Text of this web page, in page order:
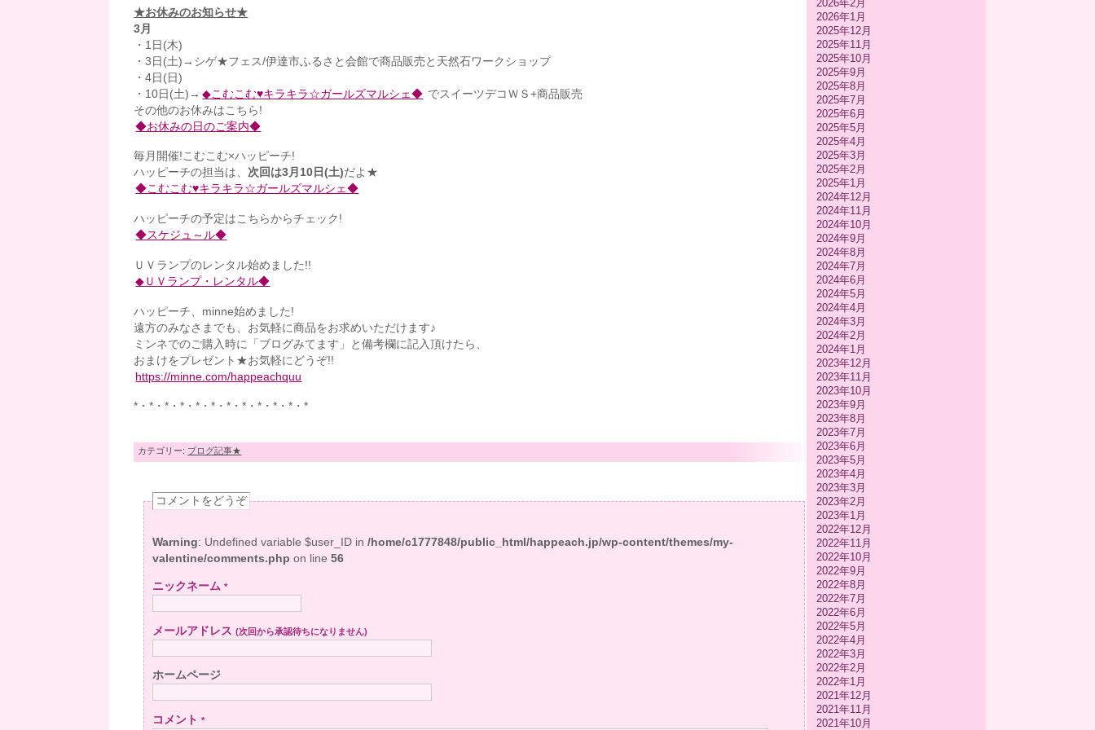
2026年2月
2026年1月
2025年12月
2025年11月
2025年10月
2025年9月
2025年8月
2025年7月
2025年6月
2025年5月
2025年4月
2025年3月
2025年2月
2025年1月
2024年12月
2024年11月
2024年10月
2024年9月
2024年8月
2024年7月
2024年6月
2024年5月
2024年4月
2024年3月
2024年2月
2024年1月
2023年12月
2023年11月
2023年10月
2023年9月
2023年8月
2023年7月
2023年6月
2023年5月
2023年4月
2023年3月
2023年2月
2023年1月
2022年12月
2022年11月
2022年10月
2022年9月
2022年8月
2022年7月
2022年6月
2022年5月
2022年4月
2022年3月
2022年2月
2022年1月
2021年12月
2021年11月
2021年10月
★お休みのお知らせ★
3月
・1日(木)
・3日(土)→シゲ★フェス/伊達市ふるさと会館で商品販売と天然石ワークショップ
・4日(日)
・10日(土)→ ◆こむこむ♥キラキラ☆ガールズマルシェ◆ でスイーツデコＷＳ+商品販売
その他のお休みはこちら!
◆お休みの日のご案内◆
毎月開催!こむこむ×ハッピーチ!
ハッピーチの担当は、次回は3月10日(土)だよ★
◆こむこむ♥キラキラ☆ガールズマルシェ◆
ハッピーチの予定はこちらからチェック!
◆スケジュ～ル◆
ＵＶランプのレンタル始めました!!
◆ＵＶランプ・レンタル◆
ハッピーチ、minne始めました!
遠方のみなさまでも、お気軽に商品をお求めいただけます♪
ミンネでのご購入時に「ブログみてます」と備考欄に記入頂けたら、
おまけをプレゼント★お気軽にどうぞ!!
https://minne.com/happeachquu
*・*・*・*・*・*・*・*・*・*・*・*
カテゴリー: ブログ記事★
コメントをどうぞ
Warning : Undefined variable $user_ID in/home/c1777848/public_html/happeach.jp/wp-content/themes/my-
valentine/comments.php on line56
ニックネーム*
メールアドレス(次回から承認待ちになりません)
ホームページ
コメント*